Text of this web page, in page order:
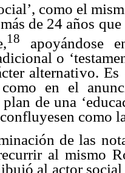
como el
de 24 años
18
apoyándose
o
alternativo.
en el
de una
como
de las
al mismo
al actor social